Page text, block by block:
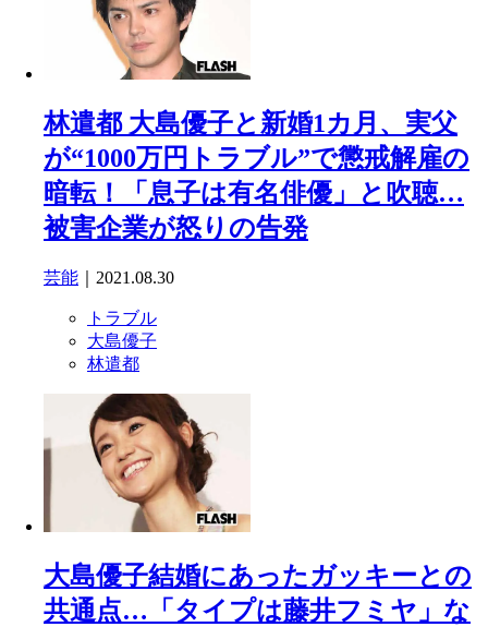
林遣都 大島優子と新婚1カ月、実父
が“1000万円トラブル”で懲戒解雇の
暗転！「息子は有名俳優」と吹聴…
被害企業が怒りの告発
芸能 ｜2021.08.30
トラブル
大島優子
林遣都
大島優子結婚にあったガッキーとの
共通点…「タイプは藤井フミヤ」な